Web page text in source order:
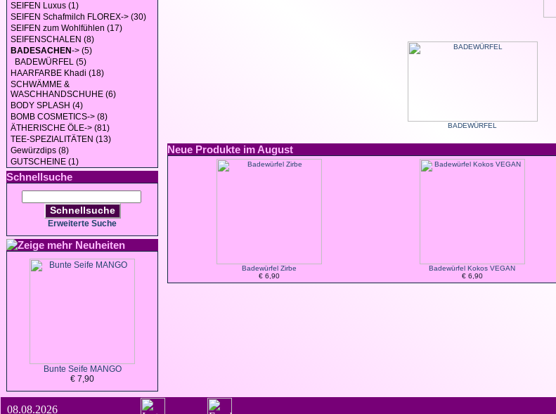
SEIFEN Luxus (1)
SEIFEN Schafmilch FLOREX-> (30)
SEIFEN zum Wohlfühlen (17)
SEIFENSCHALEN (8)
BADESACHEN-> (5)
BADEWÜRFEL (5)
HAARFARBE Khadi (18)
SCHWÄMME &
WASCHHANDSCHUHE (6)
BODY SPLASH (4)
BOMB COSMETICS-> (8)
ÄTHERISCHE ÖLE-> (81)
TEE-SPEZIALITÄTEN (13)
Gewürzdips (8)
GUTSCHEINE (1)
Schnellsuche
Schnellsuche
Erweiterte Suche
Neuheiten
Bunte Seife MANGO
€ 7,90
BADEWÜRFEL
Neue Produkte im August
Badewürfel Zirbe
€ 6,90
Badewürfel Kokos VEGAN
€ 6,90
08.08.2026